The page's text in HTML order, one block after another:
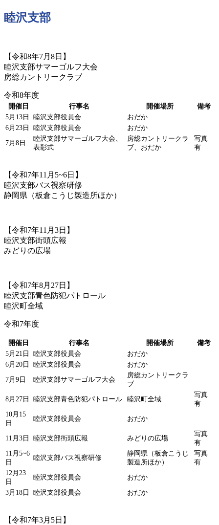
睦沢支部
【令和8年7月8日】
睦沢支部サマーゴルフ大会
房総カントリークラブ
令和8年度
開催日 行事名 開催場所
備考
5月13日
睦沢支部役員会
おだか
6月23日
睦沢支部役員会 おだか
7月8日
睦沢支部サマーゴルフ大会、
表彰式
房総カントリークラ
ブ、おだか
写真
有
【令和7年11月5~6日】
睦沢支部バス視察研修
静岡県（板倉こうじ製造所ほか）
【令和7年11月3日】
睦沢支部街頭広報
みどりの広場
【令和7年8月27日】
睦沢支部青色防犯パトロール
睦沢町全域
令和7年度
開催日 行事名 開催場所
備考
5月21日
睦沢支部役員会
おだか
6月20日
睦沢支部役員会 おだか
7月9日 睦沢支部サマーゴルフ大会
房総カントリークラ
ブ
8月27日 睦沢支部青色防犯パトロール 睦沢町全域
写真
有
10月15
日
睦沢支部役員会 おだか
11月3日 睦沢支部街頭広報 みどりの広場
写真
有
11月5~6
日
睦沢支部バス視察研修
静岡県（板倉こうじ
製造所ほか）
写真
有
12月23
日
睦沢支部役員会 おだか
3月18日 睦沢支部役員会 おだか
【令和7年3月5日】